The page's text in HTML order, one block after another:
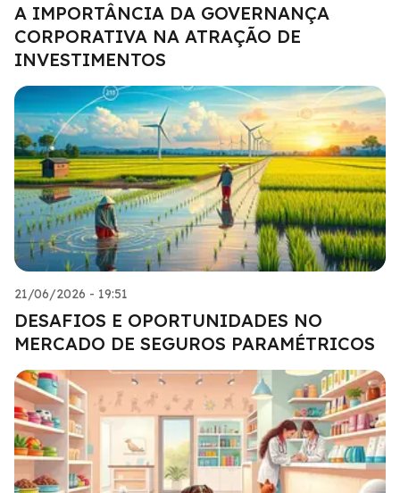
A IMPORTÂNCIA DA GOVERNANÇA
CORPORATIVA NA ATRAÇÃO DE
INVESTIMENTOS
21/06/2026 - 19:51
DESAFIOS E OPORTUNIDADES NO
MERCADO DE SEGUROS PARAMÉTRICOS